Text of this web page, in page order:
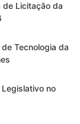
Licitação da
Tecnologia da
no